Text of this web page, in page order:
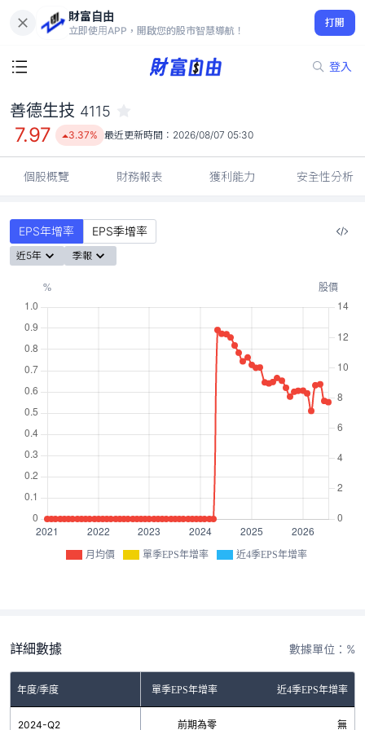
財富自由
立即使用APP，開啟您的股市智慧導航！
打開
登入
7.97
3.37%
善德生技 4115
7.97 3.37% 最近更新時間： 2026/08/07 05:30
個股概覽 財務報表 獲利能力 安全性分析
EPS年增率 EPS季增率
近5年 季報
月均價 單季EPS年增率 近4季EPS年增率
詳細數據 數據單位：%
年度/季度 單季EPS年增率 近4季EPS年增率
2024-Q2 前期為零 無